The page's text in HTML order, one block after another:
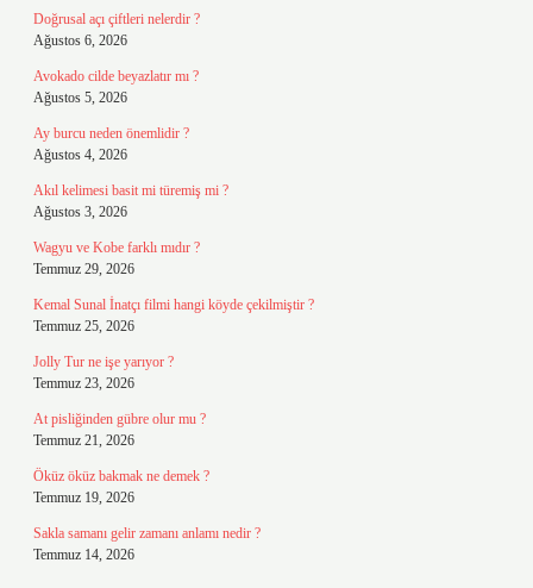
Doğrusal açı çiftleri nelerdir ?
Ağustos 6, 2026
Avokado cilde beyazlatır mı ?
Ağustos 5, 2026
Ay burcu neden önemlidir ?
Ağustos 4, 2026
Akıl kelimesi basit mi türemiş mi ?
Ağustos 3, 2026
Wagyu ve Kobe farklı mıdır ?
Temmuz 29, 2026
Kemal Sunal İnatçı filmi hangi köyde çekilmiştir ?
Temmuz 25, 2026
Jolly Tur ne işe yarıyor ?
Temmuz 23, 2026
At pisliğinden gübre olur mu ?
Temmuz 21, 2026
Öküz öküz bakmak ne demek ?
Temmuz 19, 2026
Sakla samanı gelir zamanı anlamı nedir ?
Temmuz 14, 2026